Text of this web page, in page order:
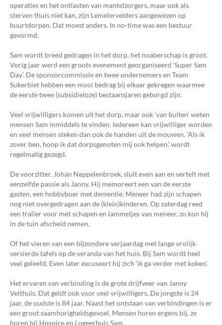
operaties en het ontlasten van mantelzorgers, maar ook als
sterven thuis niet kan, zijn Lemelervelders aangewezen op
buurtdorpen. Dat moest anders. In no-time was een bestuur
gevormd.
Sam wordt breed gedragen in het dorp, het noaberschap is groot.
Vorig jaar werd een groots evenement georganiseerd ‘Super Sam
Day’. De sponsorcommissie en twee ondernemers en Team
Sukerbiet hebben een mooi bedrag bij elkaar gekregen waarmee
de eerste twee (subsidieloze) bestaansjaren geborgd zijn.
Veel vrijwilligers komen uit het dorp, maar ook ‘van buiten’ weten
mensen Sam inmiddels te vinden. Iedereen kan vrijwilliger worden
en veel mensen steken dan ook de handen uit de mouwen. ‘Als ik
zover ben, hoop ik dat dorpsgenoten mij ook helpen,’ wordt
regelmatig gezegd.
De voorzitter, Johan Neppelenbroek, sluit even aan en vertelt met
eenzelfde passie als Janny. Hij memoreert een van de eerste
gasten, een hobbyboer met dementie. Meneer had zijn schapen
nog niet overgedragen aan de (klein)kinderen. Op zaterdag reed
een trailer voor met schapen en lammetjes van meneer, zo kon hij
in de tuin afscheid nemen.
Of het vieren van een bijzondere verjaardag met lange vrolijk
versierde tafels op de veranda van het huis. Bij Sam wordt heel
veel geleefd. Even later excuseert hij zich ‘ik ga verder met koken’.
Het ervaren van verbinding is de grote drijfveer van Janny
Velthuis. Dat geldt ook voor veel vrijwilligers. De jongste is 24
jaar, de oudste is 84 jaar. Naast het ontstaan van verbindingen is er
een groot saamhorigheidsgevoel. Mensen horen ergens bij, ze
horen bij Hospice en Logeerhuis Sam.